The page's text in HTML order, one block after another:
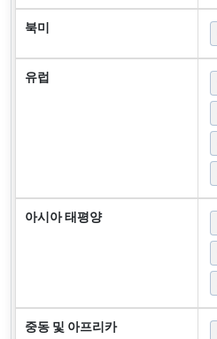
북미
유럽
아시아 태평양
중동 및 아프리카